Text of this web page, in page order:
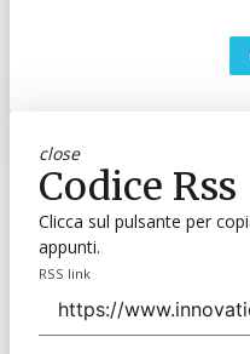
close
Codice Rss
Clicca sul pulsante per
appunti.
RSS link